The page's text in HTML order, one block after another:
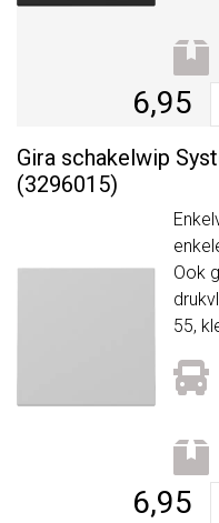
6,95
Gira schakelwip
(3296015)
Ook
55,
6,95